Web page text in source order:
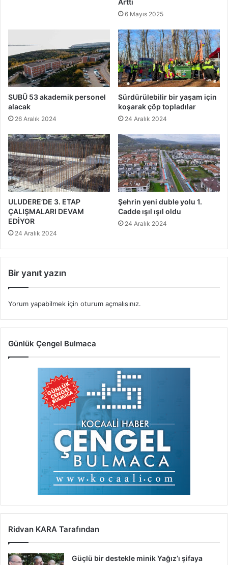
Arttı
6 Mayıs 2025
SUBÜ 53 akademik personel
alacak
26 Aralık 2024
Sürdürülebilir bir yaşam için
koşarak çöp topladılar
24 Aralık 2024
ULUDERE’DE 3. ETAP
ÇALIŞMALARI DEVAM
EDİYOR
24 Aralık 2024
Şehrin yeni duble yolu 1.
Cadde ışıl ışıl oldu
24 Aralık 2024
Bir yanıt yazın
Yorum yapabilmek için oturum açmalısınız.
Günlük Çengel Bulmaca
Ridvan KARA Tarafından
Güçlü bir destekle minik Yağız’ı şifaya